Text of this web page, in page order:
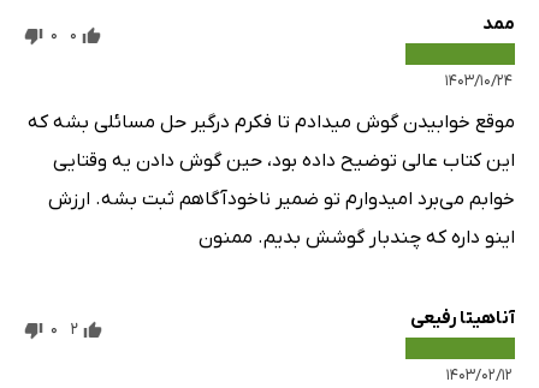
ممد
۱۴۰۳/۱۰/۲۴
0
0
موقع خوابیدن گوش میدادم تا فکرم درگیر حل مسائلی بشه که
این کتاب عالی توضیح داده بود، حین گوش دادن یه وقتایی
خوابم می‌برد امیدوارم تو ضمیر ناخودآگاهم ثبت بشه. ارزش
اینو داره که چندبار گوشش بدیم. ممنون
آناهیتا رفیعی
۱۴۰۳/۰۲/۱۲
2
0